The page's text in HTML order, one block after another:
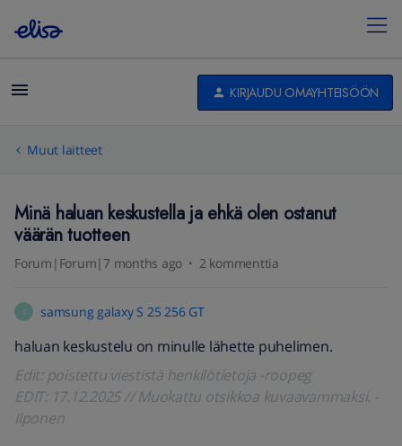
KIRJAUDU OMAYHTEISÖÖN
Muut laitteet
Minä haluan keskustella ja ehkä olen ostanut
väärän tuotteen
Forum|Forum|7 months ago 2 kommenttia
S samsung galaxy S 25 256 GT
haluan keskustelu on minulle lähette puhelimen.
Edit: poistettu viestistä henkilötietoja -roopeg
EDIT: 17.12.2025 // Muokattu otsikkoa kuvaavammaksi. -
Ilponen